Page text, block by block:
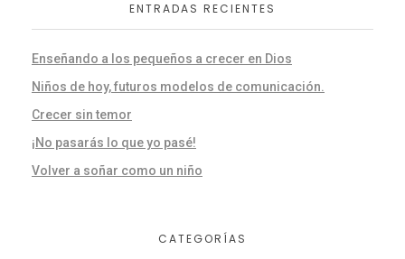
ENTRADAS RECIENTES
Enseñando a los pequeños a crecer en Dios
Niños de hoy, futuros modelos de comunicación.
Crecer sin temor
¡No pasarás lo que yo pasé!
Volver a soñar como un niño
CATEGORÍAS